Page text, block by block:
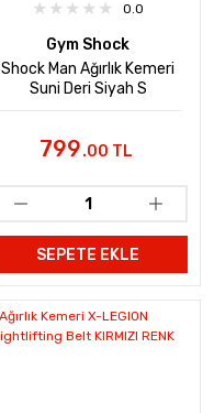
0.0
Gym Shock
Shock Man Ağırlık Kemeri
Suni Deri Siyah S
799.00 TL
SEPETE EKLE